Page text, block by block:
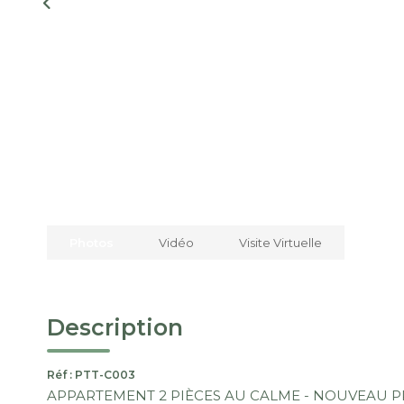
Vidéo Visite Virtuelle
Description
Réf : PTT-C003
APPARTEMENT 2 PIÈCES AU CALME - NOUVEAU